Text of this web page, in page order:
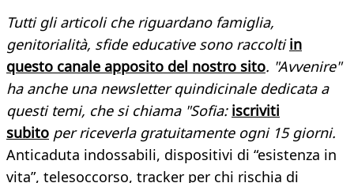
Tutti gli articoli che riguardano famiglia,
genitorialità, sfide educative sono raccoltiin
questo canale apposito del nostro sito. "Avvenire"
ha anche una newsletter quindicinale dedicata a
questi temi, che si chiama "Sofia: iscriviti
subito per riceverla gratuitamente ogni 15 giorni.
Anticaduta indossabili, dispositivi di “esistenza in
vita”, telesoccorso, tracker per chi rischia di